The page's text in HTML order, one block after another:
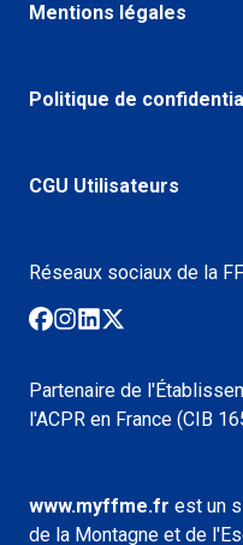
Mentions légales
Politique de
CGU Utilisateurs
Partenaire de
l'ACPR en France (CIB
www.myffme.fr est un
de la Montagne et de
Réseaux sociaux de la